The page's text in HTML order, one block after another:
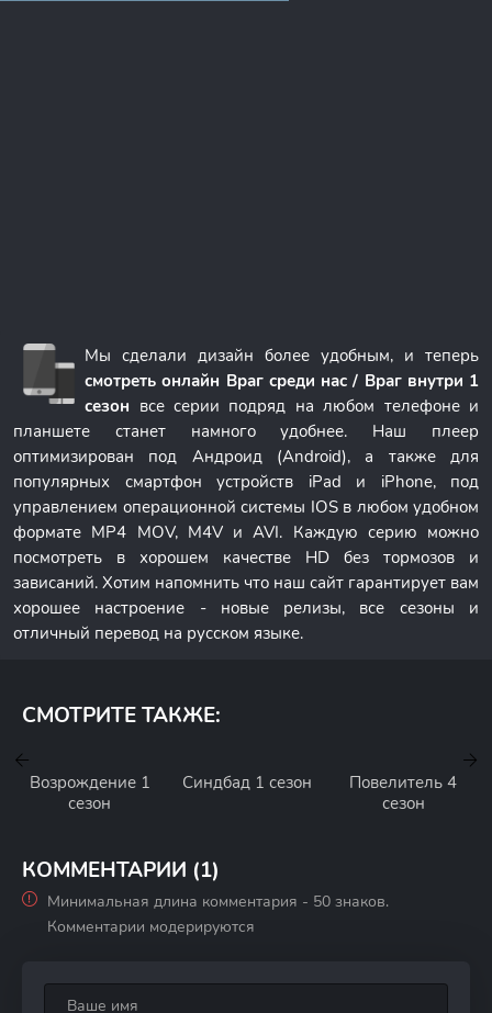
Мы сделали дизайн более удобным, и теперь
смотреть онлайн Враг среди нас / Враг внутри 1
сезон все серии подряд на любом телефоне и
планшете станет намного удобнее. Наш плеер
оптимизирован под Андроид (Android), а также для
популярных смартфон устройств iPad и iPhone, под
управлением операционной системы IOS в любом удобном
формате MP4 MOV, M4V и AVI. Каждую серию можно
посмотреть в хорошем качестве HD без тормозов и
зависаний. Хотим напомнить что наш сайт гарантирует вам
хорошее настроение - новые релизы, все сезоны и
отличный перевод на русском языке.
СМОТРИТЕ ТАКЖЕ:
Возрождение 1
сезон
Синдбад 1 сезон
Повелитель 4
сезон
КОММЕНТАРИИ (1)
Минимальная длина комментария - 50 знаков.
Комментарии модерируются